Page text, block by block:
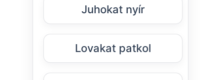
Juhokat nyír
Lovakat patkol